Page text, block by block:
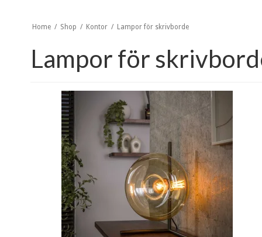
Home / Shop / Kontor / Lampor för skrivborde
Lampor för